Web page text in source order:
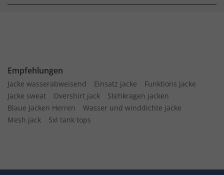
Empfehlungen
Jacke wasserabweisend Einsatz jacke
Funktions jacke
Jacke sweat
Overshirt jack
Stehkragen jacken
Blaue Jacken Herren
Wasser und winddichte jacke
Mesh jack
5xl tank tops